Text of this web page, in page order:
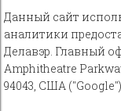
Данный сайт
аналитики
Делавэр. Главный
Amphitheatre
94043, США ("Google").